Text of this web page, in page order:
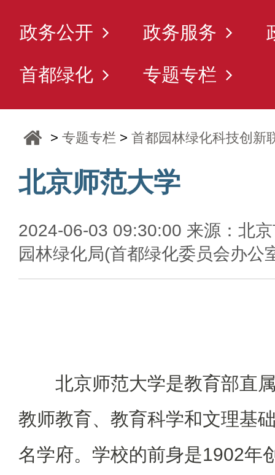
政务公开 政务服务
首都绿化 专题专栏
>专题专栏 >首都园林绿化科技创新
北京师范大学
2024-06-03 09:30:00 来源：北
园林绿化局(首都绿化委员会办公
北京师范大学是教育部直
教师教育、教育科学和文理基
名学府。学校的前身是1902年